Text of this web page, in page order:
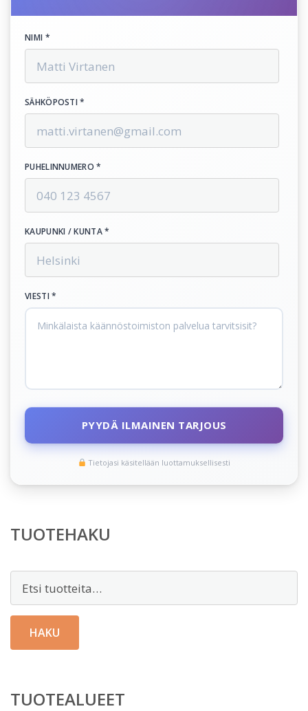
NIMI *
SÄHKÖPOSTI *
PUHELINNUMERO *
KAUPUNKI / KUNTA *
VIESTI *
PYYDÄ ILMAINEN TARJOUS
Tietojasi käsitellään luottamuksellisesti
TUOTEHAKU
HAKU
TUOTEALUEET